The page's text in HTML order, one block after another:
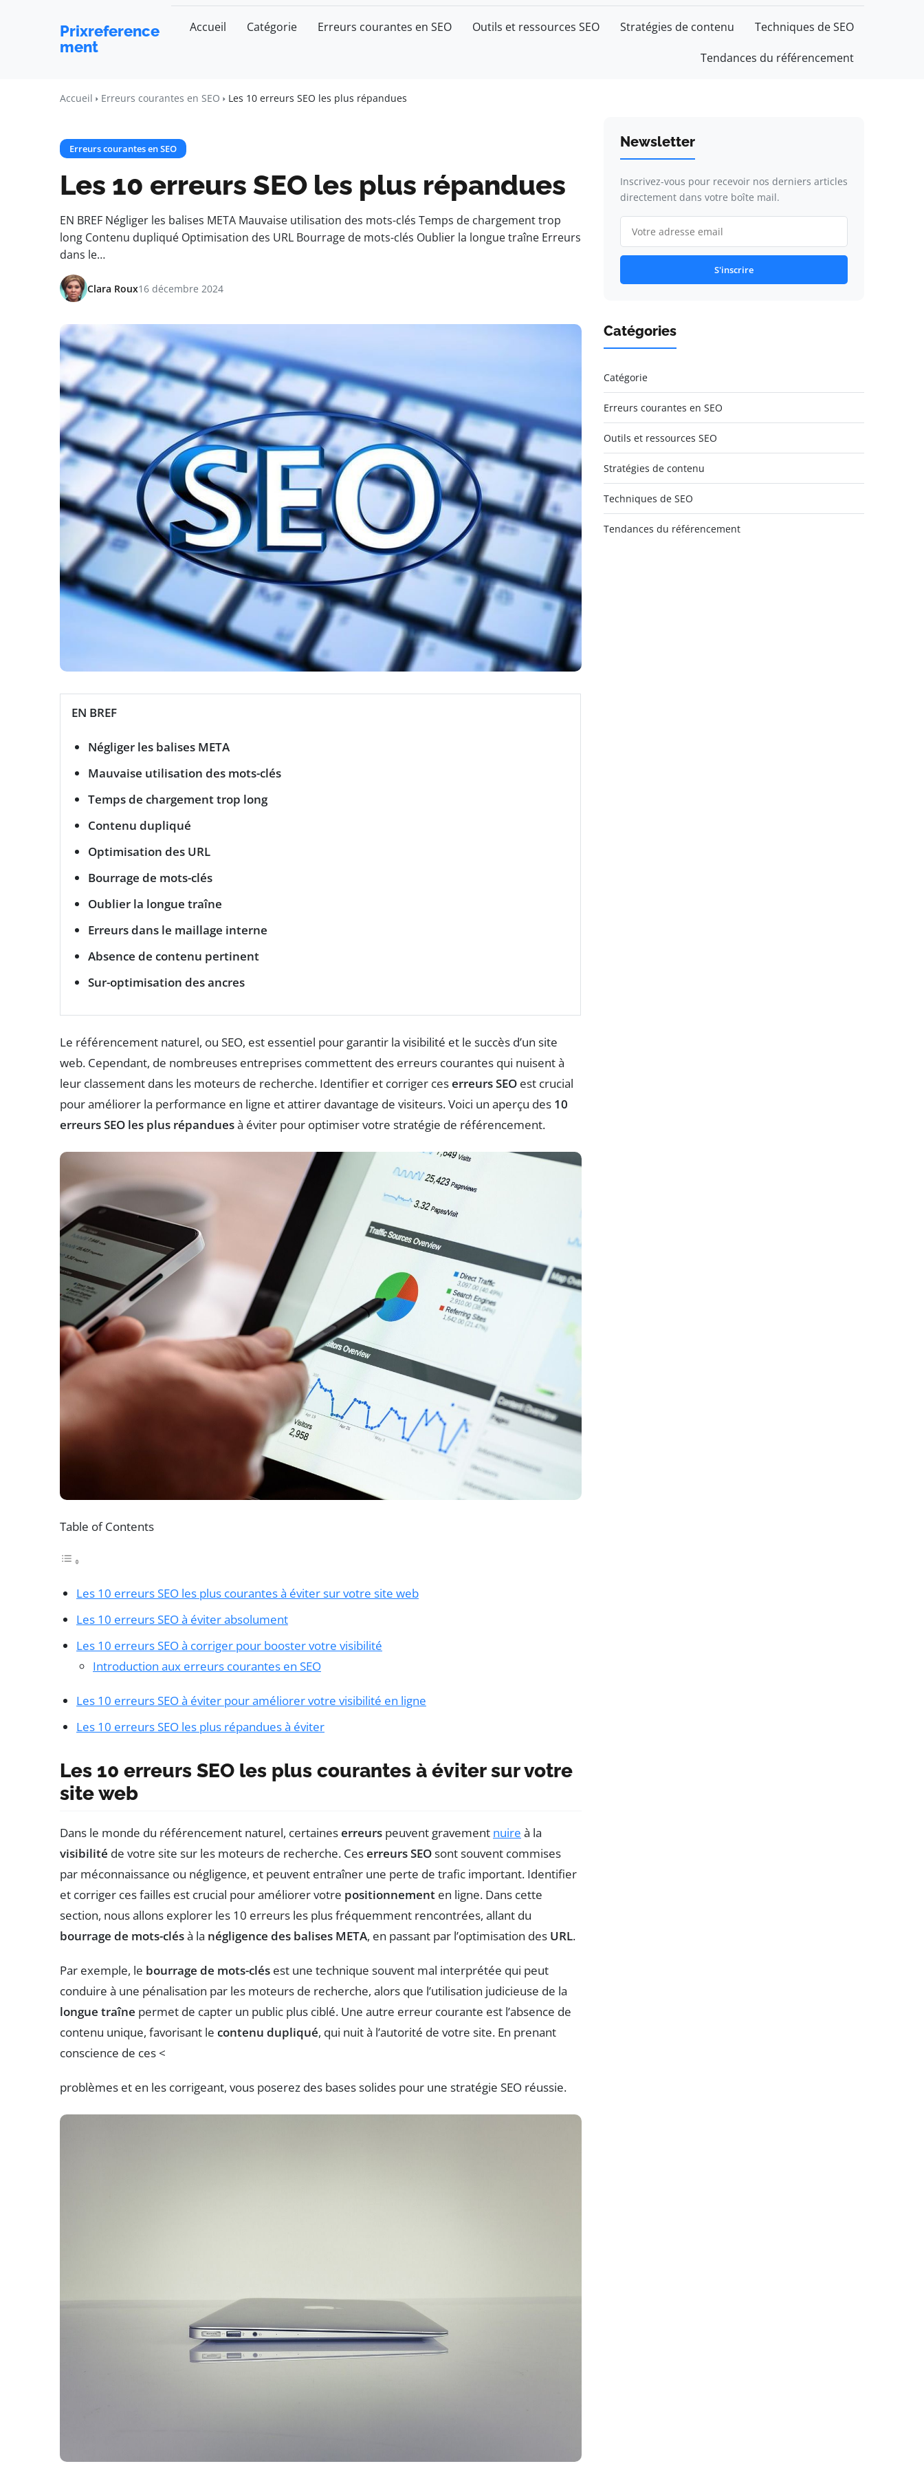
Prixreference
ment
Accueil Catégorie Erreurs courantes en SEO Outils et ressources SEO Stratégies de contenu Techniques de SEO
Tendances du référencement
Accueil Erreurs courantes en SEO Les 10 erreurs SEO les plus répandues
Erreurs courantes en SEO
Les 10 erreurs SEO les plus répandues
EN BREF Négliger les balises META Mauvaise utilisation des mots-clés Temps de chargement trop
long Contenu dupliqué Optimisation des URL Bourrage de mots-clés Oublier la longue traîne Erreurs
dans le…
Clara Roux16 décembre 2024
EN BREF
Négliger les balises META
Mauvaise utilisation des mots-clés
Temps de chargement trop long
Contenu dupliqué
Optimisation des URL
Bourrage de mots-clés
Oublier la longue traîne
Erreurs dans le maillage interne
Absence de contenu pertinent
Sur-optimisation des ancres
Le référencement naturel, ou SEO, est essentiel pour garantir la visibilité et le succès d’un site
web. Cependant, de nombreuses entreprises commettent des erreurs courantes qui nuisent à
leur classement dans les moteurs de recherche. Identifier et corriger ceserreurs SEO est crucial
pour améliorer la performance en ligne et attirer davantage de visiteurs. Voici un aperçu des 10
erreurs SEO les plus répanduesà éviter pour optimiser votre stratégie de référencement.
Table of Contents
Les 10 erreurs SEO les plus courantes à éviter sur votre site web
Les 10 erreurs SEO à éviter absolument
Les 10 erreurs SEO à corriger pour booster votre visibilité
Introduction aux erreurs courantes en SEO
Les 10 erreurs SEO à éviter pour améliorer votre visibilité en ligne
Les 10 erreurs SEO les plus répandues à éviter
Les 10 erreurs SEO les plus courantes à éviter sur votre
site web
Dans le monde du référencement naturel, certaineserreurs peuvent gravement nuire à la
visibilité de votre site sur les moteurs de recherche. Ceserreurs SEOsont souvent commises
par méconnaissance ou négligence, et peuvent entraîner une perte de trafic important. Identifier
et corriger ces failles est crucial pour améliorer votre positionnement en ligne. Dans cette
section, nous allons explorer les 10 erreurs les plus fréquemment rencontrées, allant du
bourrage de mots-clésà la négligence des balises META, en passant par l’optimisation des URL.
Par exemple, le bourrage de mots-clés est une technique souvent mal interprétée qui peut
conduire à une pénalisation par les moteurs de recherche, alors que l’utilisation judicieuse de la
longue traîne permet de capter un public plus ciblé. Une autre erreur courante est l’absence de
contenu unique, favorisant le contenu dupliqué, qui nuit à l’autorité de votre site. En prenant
conscience de ces <
problèmes et en les corrigeant, vous poserez des bases solides pour une stratégie SEO réussie.
Newsletter
Inscrivez-vous pour recevoir nos derniers articles
directement dans votre boîte mail.
S'inscrire
Catégories
Catégorie
Erreurs courantes en SEO
Outils et ressources SEO
Stratégies de contenu
Techniques de SEO
Tendances du référencement